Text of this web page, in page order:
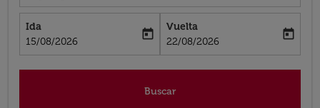
Ida
fc-booking-departure-date-aria-label
15/08/2026
today
Vuelta
fc-booking-return-date-aria-label
22/08/2026
today
Buscar